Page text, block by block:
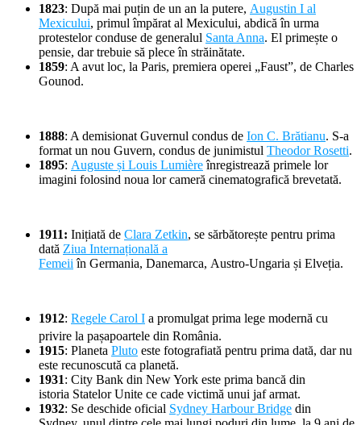
1823: După mai puțin de un an la putere, Augustin I al
Mexicului, primul împărat al Mexicului, abdică în urma
protestelor conduse de generalul Santa Anna. El primește o
pensie, dar trebuie să plece în străinătate.
1859: A avut loc, la Paris, premiera operei „Faust”, de Charles
Gounod.
1888: A demisionat Guvernul condus de Ion C. Brătianu. S-a
format un nou Guvern, condus de junimistul Theodor Rosetti.
1895: Auguste și Louis Lumièreînregistrează primele lor
imagini folosind noua lor cameră cinematografică brevetată.
1911: Inițiată de Clara Zetkin, se sărbătorește pentru prima
dată Ziua Internațională a
Femeii în Germania, Danemarca, Austro-Ungaria și Elveția.
1912: Regele Carol I a promulgat prima lege modernă cu
privire la pașapoartele din România.
1915: Planeta Pluto este fotografiată pentru prima dată, dar nu
este recunoscută ca planetă.
1931: City Bank din New York este prima bancă din
istoria Statelor Unite ce cade victimă unui jaf armat.
1932: Se deschide oficial Sydney Harbour Bridge din